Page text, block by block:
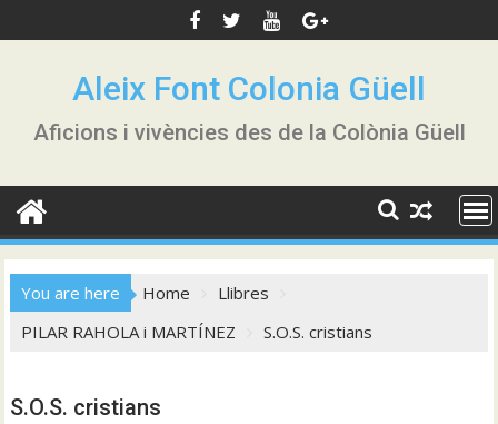
to
Aleix Font Colonia Güell
Aficions i vivències des de la Colònia Güell
You are here Home
Llibres
PILAR RAHOLA i MARTÍNEZ
S.O.S. cristians
S.O.S. cristians